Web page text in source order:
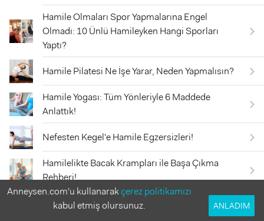
Hamile Olmaları Spor Yapmalarına Engel
Olmadı: 10 Ünlü Hamileyken Hangi Sporları
Yaptı?
Hamile Pilatesi Ne İşe Yarar, Neden Yapmalısın?
Hamile Yogası: Tüm Yönleriyle 6 Maddede
Anlattık!
Nefesten Kegel'e Hamile Egzersizleri!
Hamilelikte Bacak Krampları ile Başa Çıkma
Rehberi!
Hamilelikte Bel Ağrısı ve Sırt Ağrısına Ne İyi
Anneysen.com'u kullanarakçerez politikamızı
kabul etmiş olursunuz.
ANLADIM